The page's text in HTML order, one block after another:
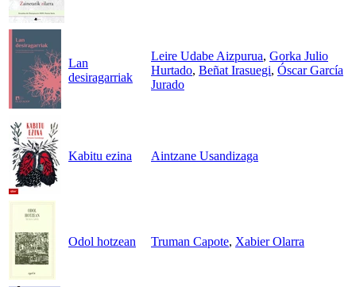
Lan
desiragarriak
Leire Udabe Aizpurua, Gorka Julio
Hurtado, Beñat Irasuegi, Óscar García
Jurado
Kabitu ezina Aintzane Usandizaga
Odol hotzean Truman Capote, Xabier Olarra